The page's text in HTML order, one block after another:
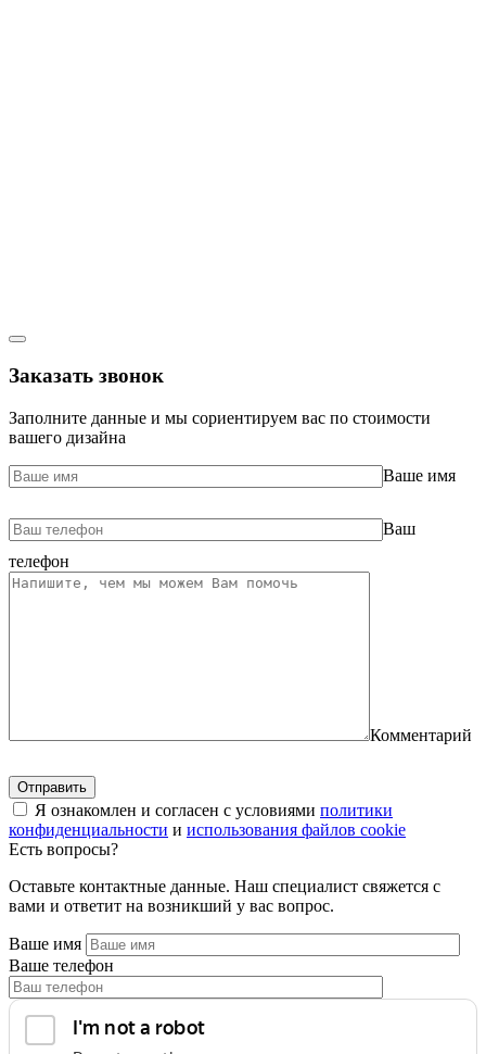
Заказать звонок
Заполните данные и мы сориентируем вас по стоимости
вашего дизайна
Ваше имя
Ваш
телефон
Комментарий
Я ознакомлен и согласен с условиями политики
конфиденциальности и использования файлов cookie
Есть вопросы?
Оставьте контактные данные. Наш специалист свяжется с
вами и ответит на возникший у вас вопрос.
Ваше имя
Ваше телефон